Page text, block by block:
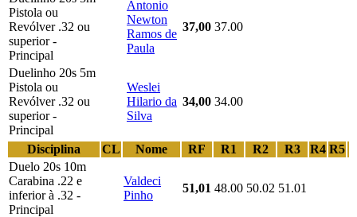
Pistola ou
Revólver .32 ou
superior -
Principal
Antonio
Newton
Ramos de
Paula
37,00 37.00
Duelinho 20s 5m
Pistola ou
Revólver .32 ou
superior -
Principal
Weslei
Hilario da
Silva
34,00 34.00
Disciplina CL Nome RF R1 R2 R3 R4 R5
Duelo 20s 10m
Carabina .22 e
inferior à .32 -
Principal
Valdeci
Pinho
51,01 48.00 50.02 51.01